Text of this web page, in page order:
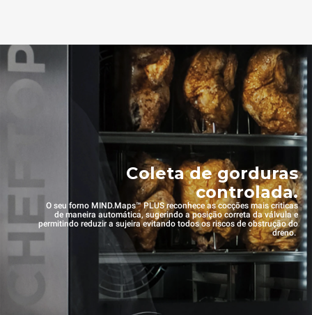
Coleta de gorduras
controlada.
O seu forno MIND.Maps™ PLUS reconhece as cocções mais criticas
de maneira automática, sugerindo a posição correta da válvula e
permitindo reduzir a sujeira evitando todos os riscos de obstrução do
dreno.